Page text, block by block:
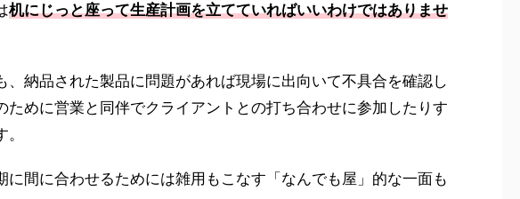
机にじっと座って生産計画を立てていればいいわけではありませ
、納品された製品に問題があれば現場に出向いて不具合を確認し
ために営業と同伴でクライアントとの打ち合わせに参加したりす
に間に合わせるためには雑用もこなす「なんでも屋」的な一面も